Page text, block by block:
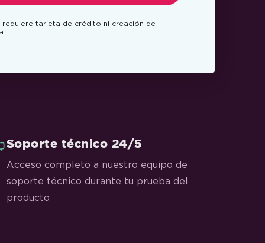
requiere tarjeta de crédito ni creación de
Soporte técnico 24/5
Acceso completo a nuestro equipo de
soporte técnico durante tu prueba del
producto